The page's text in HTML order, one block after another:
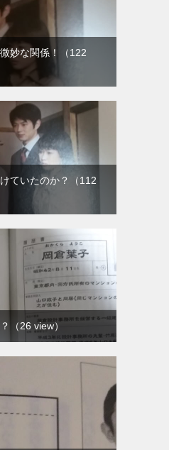
妙な関係！
（122
ていたのか？
（112
（26 view）